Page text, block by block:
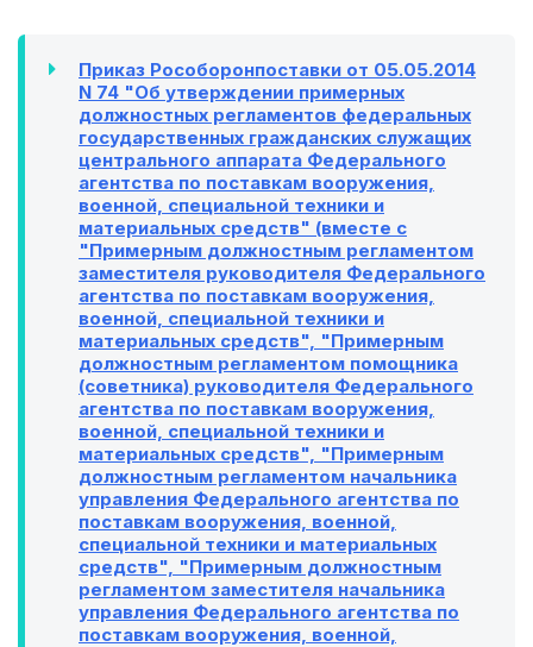
Приказ Рособоронпоставки от 05.05.2014
N 74 "Об утверждении примерных
должностных регламентов федеральных
государственных гражданских служащих
центрального аппарата Федерального
агентства по поставкам вооружения,
военной, специальной техники и
материальных средств" (вместе с
"Примерным должностным регламентом
заместителя руководителя Федерального
агентства по поставкам вооружения,
военной, специальной техники и
материальных средств", "Примерным
должностным регламентом помощника
(советника) руководителя Федерального
агентства по поставкам вооружения,
военной, специальной техники и
материальных средств", "Примерным
должностным регламентом начальника
управления Федерального агентства по
поставкам вооружения, военной,
специальной техники и материальных
средств", "Примерным должностным
регламентом заместителя начальника
управления Федерального агентства по
поставкам вооружения, военной,